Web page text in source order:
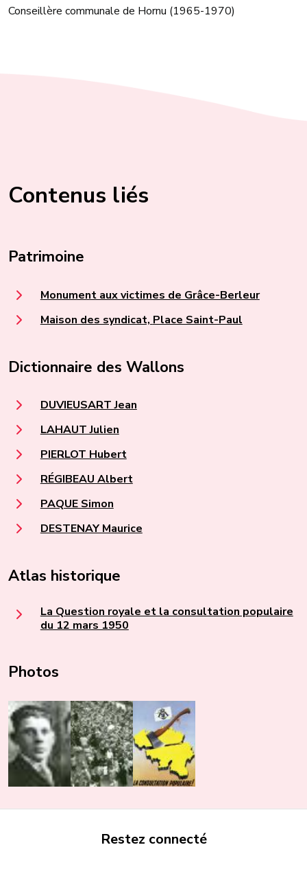
Conseillère communale de Hornu (1965-1970)
Contenus liés
Patrimoine
Monument aux victimes de Grâce-Berleur
Maison des syndicat, Place Saint-Paul
Dictionnaire des Wallons
DUVIEUSART Jean
LAHAUT Julien
PIERLOT Hubert
RÉGIBEAU Albert
PAQUE Simon
DESTENAY Maurice
Atlas historique
La Question royale et la consultation populaire
du 12 mars 1950
Photos
Restez connecté